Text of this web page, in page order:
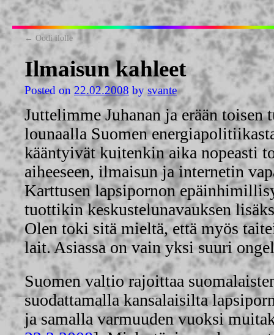
← Oodi ilolle
Ilmaisun kahleet
Posted on 22.02.2008 by svante
Juttelimme Juhanan ja erään toisen
lounaalla Suomen
kääntyivät kuitenkin aika nopeasti
aiheeseen, ilmaisun ja internetin
Karttusen lapsipornon
tuottikin keskustelunavauksen
Olen toki sitä mieltä, että myös
lait. Asiassa on vain yksi suuri
Suomen valtio rajoittaa
suodattamalla kansalaisilta
ja samalla varmuuden vuoksi